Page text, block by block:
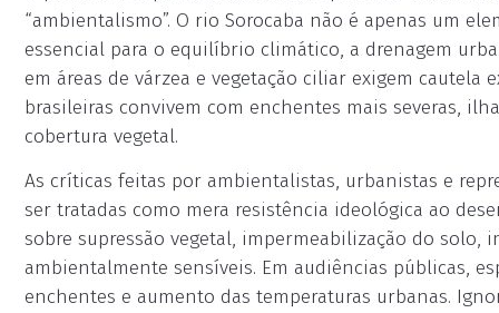
“ambientalismo”. O rio Sorocaba não é apenas um
essencial para o equilíbrio climático, a drenagem
em áreas de várzea e vegetação ciliar exigem
brasileiras convivem com enchentes mais severas,
cobertura vegetal.
As críticas feitas por ambientalistas, urbanistas e
ser tratadas como mera resistência ideológica ao
sobre supressão vegetal, impermeabilização do solo,
ambientalmente sensíveis. Em audiências públicas,
enchentes e aumento das temperaturas urbanas.